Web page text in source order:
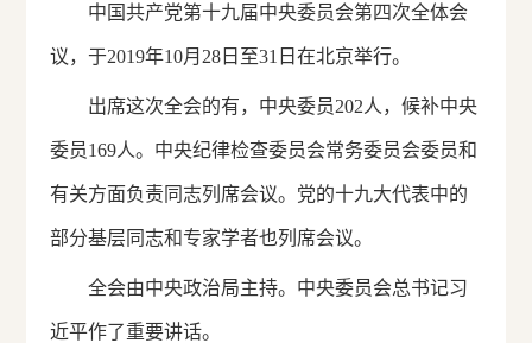
中国共产党第十九届中央委员会第四次全体会
议，于2019年10月28日至31日在北京举行。
出席这次全会的有，中央委员202人，候补中央
委员169人。中央纪律检查委员会常务委员会委员和
有关方面负责同志列席会议。党的十九大代表中的
部分基层同志和专家学者也列席会议。
全会由中央政治局主持。中央委员会总书记习
近平作了重要讲话。